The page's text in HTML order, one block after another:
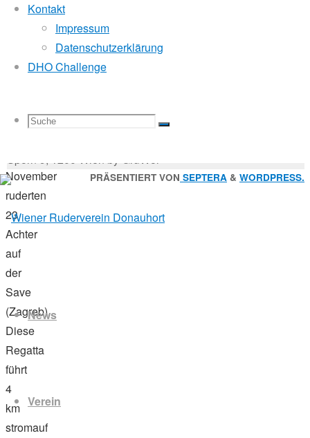
Kontakt
Impressum
Datenschutzerklärung
DHO Challenge
Suche
Suchen
Suche
Zum
Inhalt
springenNews
Verein
2017
November
2017
November
ruderten
23
Achter
auf
der
Save
(Zagreb).
Diese
Regatta
führt
4
km
stromauf
Sternfahrten Archiv
Ruderlinks-
Impressum-
nach:
Sporn 9, 1200 Wien by GruWol
PRÄSENTIERT VON SEPTERA & WORDPRESS.
Zurück
nach
oben